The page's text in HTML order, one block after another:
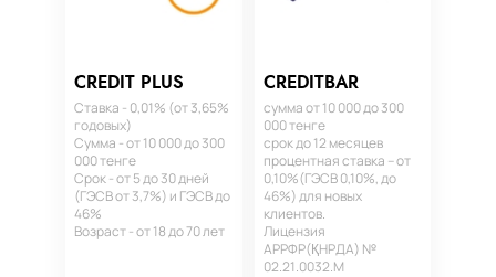
CREDIT PLUS
Ставка - 0,01% (от 3,65%
годовых)
Сумма - от 10 000 до 300
000 тенге
Срок - от 5 до 30 дней
(ГЭСВ от 3,7%) и ГЭСВ до
46%
Возраст - от 18 до 70 лет
CREDITBAR
сумма от 10 000 до 300
000 тенге
срок до 12 месяцев
процентная ставка – от
0,10%(ГЭСВ 0,10%, до
46%) для новых
клиентов.
Лицензия
АРРФР(ҚНРДА) №
02.21.0032.М